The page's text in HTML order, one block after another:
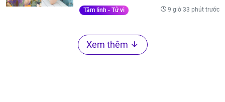
Tâm linh - Tử vi 9 giờ 33 phút trước
Xem thêm